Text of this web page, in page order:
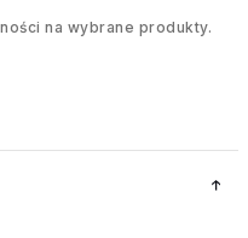
na wybrane produkty.